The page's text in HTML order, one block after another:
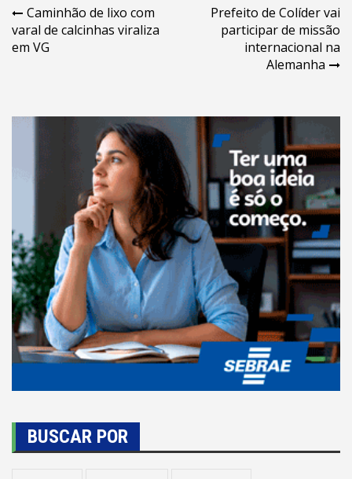
Navegação
de
Caminhão de lixo com
varal de calcinhas viraliza
em VG
Prefeito de Colíder vai
participar de missão
internacional na
Alemanha
BUSCAR POR